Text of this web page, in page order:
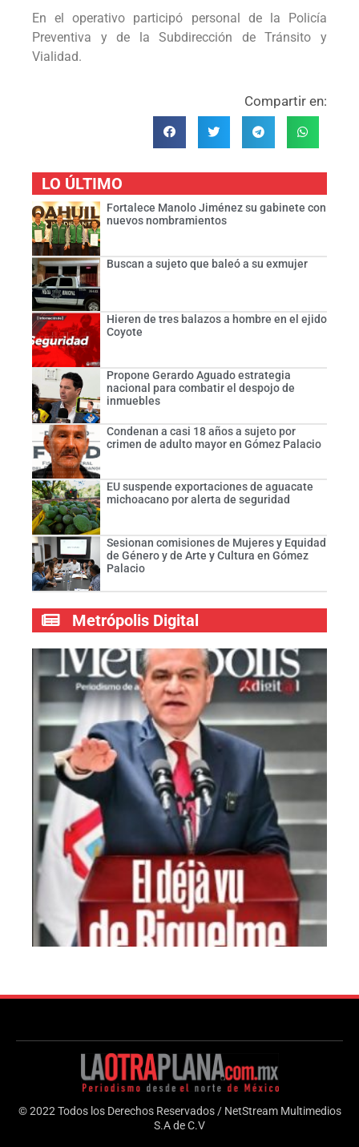
En el operativo participó personal de la Policía
Preventiva y de la Subdirección de Tránsito y
Vialidad.
Compartir en:
LO ÚLTIMO
Fortalece Manolo Jiménez su gabinete con
nuevos nombramientos
Buscan a sujeto que baleó a su exmujer
Hieren de tres balazos a hombre en el ejido
Coyote
Propone Gerardo Aguado estrategia
nacional para combatir el despojo de
inmuebles
Condenan a casi 18 años a sujeto por
crimen de adulto mayor en Gómez Palacio
EU suspende exportaciones de aguacate
michoacano por alerta de seguridad
Sesionan comisiones de Mujeres y Equidad
de Género y de Arte y Cultura en Gómez
Palacio
Metrópolis Digital
© 2022 Todos los Derechos Reservados / NetStream Multimedios
S.A de C.V